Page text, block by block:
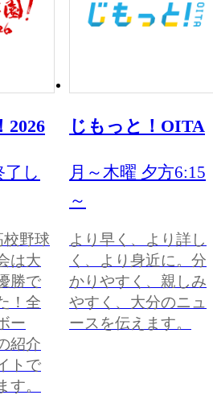
2026
了し
校野球
は大
勝で
！全
ー
紹介
トで
す。
じもっと！OITA
月～木曜 夕方6:15
～
より早く、より詳し
く、より身近に。分
かりやすく、親しみ
やすく、大分のニュ
ースを伝えます。